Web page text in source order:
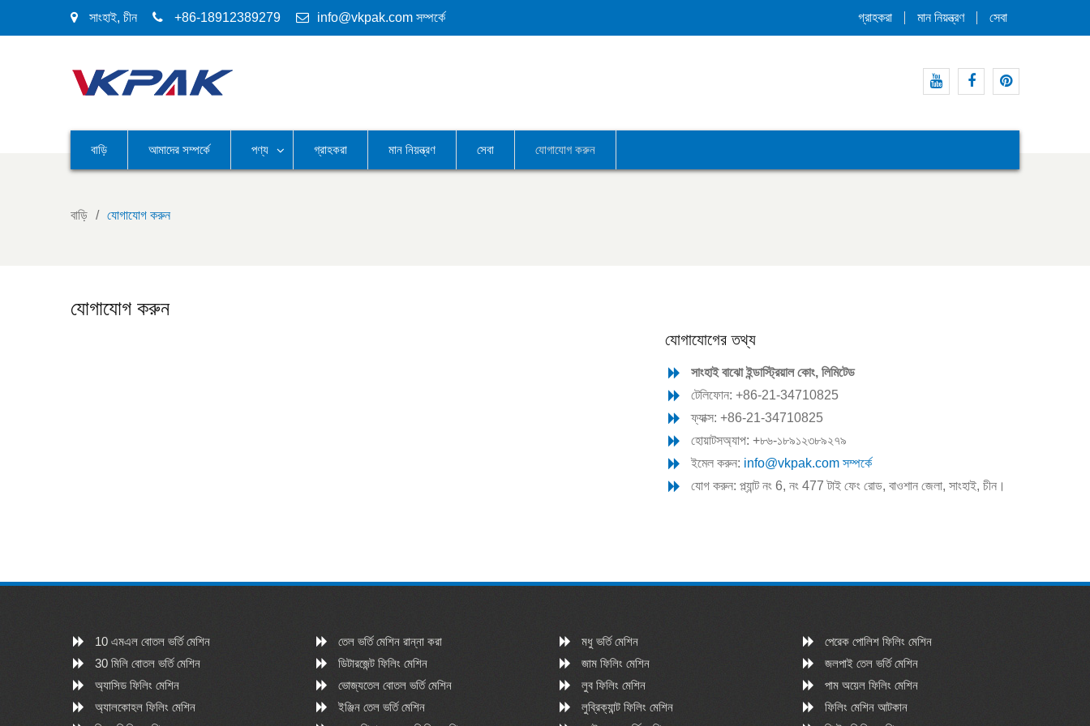
সাংহাই, চীন +86-18912389279 info@vkpak.com সম্পর্কে গ্রাহকরা মান নিয়ন্ত্রণ সেবা
বাড়ি আমাদের সম্পর্কে পণ্য গ্রাহকরা মান নিয়ন্ত্রণ সেবা যোগাযোগ করুন
বাড়ি যোগাযোগ করুন
যোগাযোগ করুন
যোগাযোগের তথ্য
সাংহাই বাঝো ইন্ডাস্ট্রিয়াল কোং, লিমিটেড
টেলিফোন: +86-21-34710825
ফ্যাক্স: +86-21-34710825
হোয়াটসঅ্যাপ: +৮৬-১৮৯১২৩৮৯২৭৯
ইমেল করুন: info@vkpak.com সম্পর্কে
যোগ করুন: প্ল্যান্ট নং 6, নং 477 টাই ফেং রোড, বাওশান জেলা, সাংহাই, চীন।
10 এমএল বোতল ভর্তি মেশিন
30 মিলি বোতল ভর্তি মেশিন
অ্যাসিড ফিলিং মেশিন
অ্যালকোহল ফিলিং মেশিন
তেল ভর্তি মেশিন রান্না করা
ডিটারজেন্ট ফিলিং মেশিন
ভোজ্যতেল বোতল ভর্তি মেশিন
ইঞ্জিন তেল ভর্তি মেশিন
মধু ভর্তি মেশিন
জাম ফিলিং মেশিন
লুব ফিলিং মেশিন
লুব্রিক্যান্ট ফিলিং মেশিন
পেরেক পোলিশ ফিলিং মেশিন
জলপাই তেল ভর্তি মেশিন
পাম অয়েল ফিলিং মেশিন
ফিলিং মেশিন আটকান